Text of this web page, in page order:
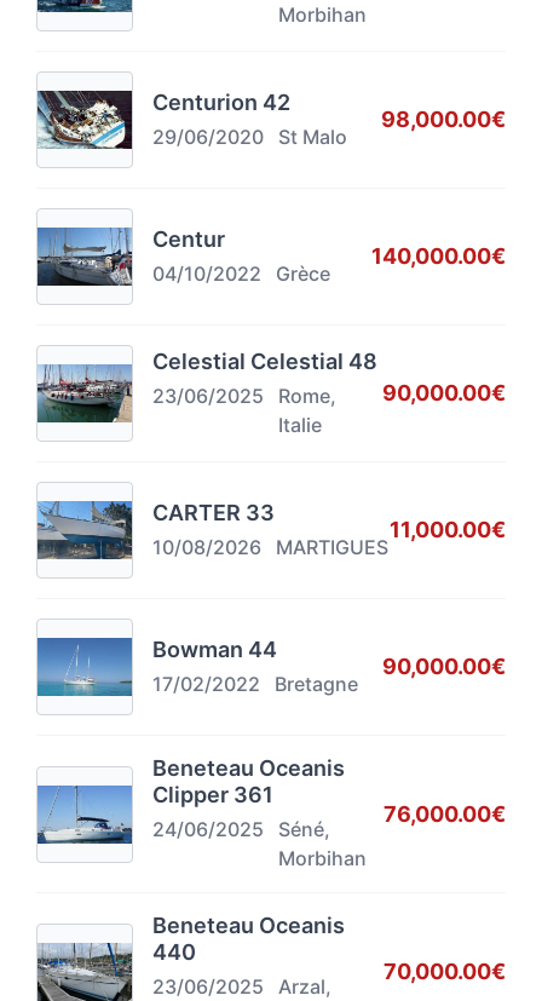
Morbihan
Centurion 42
29/06/2020 St Malo
98,000.00€
Centur
04/10/2022 Grèce
140,000.00€
Celestial Celestial 48
23/06/2025
Rome,
Italie
90,000.00€
CARTER 33
10/08/2026 MARTIGUES
11,000.00€
Bowman 44
17/02/2022 Bretagne
90,000.00€
Beneteau Oceanis
Clipper 361
24/06/2025
Séné,
Morbihan
76,000.00€
Beneteau Oceanis
440
23/06/2025 Arzal,
70,000.00€